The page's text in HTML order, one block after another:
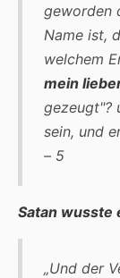
geworden
Name ist,
welchem
mein
gezeugt"?
sein, und
– 5
Satan wusste
„Und der